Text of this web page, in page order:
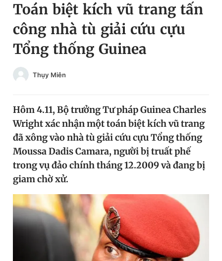
Chuyên mục
Chuyên mục khác
Chào ngày mới
Video Magazine
Sản phẩm khác
Thông tin tòa soạn Liên hệ quảng cáo
Đổi mật khẩu
Tin đã lưu
Tin đã xem
Toán biệt kích vũ trang tấn
công nhà tù giải cứu cựu
Tổng thống Guinea
Thụy Miên
Hôm 4.11, Bộ trưởng Tư pháp Guinea Charles
Wright xác nhận một toán biệt kích vũ trang
đã xông vào nhà tù giải cứu cựu Tổng thống
Moussa Dadis Camara, người bị truất phế
trong vụ đảo chính tháng 12.2009 và đang bị
giam chờ xử.